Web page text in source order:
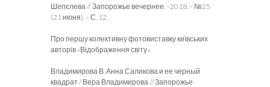
Шепєлева // Запорожье вечернее. –2018. – №25
(21 июня). – С. 12.
Про першу колективну фотовиставку київських
авторів «Відображення світу».
Владимирова В. Анна Саликова и ее черный
квадрат / Вера Владимирова // Запорожье